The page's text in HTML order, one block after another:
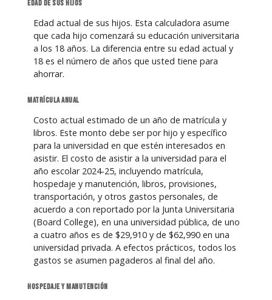
Edad de sus hijos
Edad actual de sus hijos. Esta calculadora asume
que cada hijo comenzará su educación universitaria
a los 18 años. La diferencia entre su edad actual y
18 es el número de años que usted tiene para
ahorrar.
Matrícula anual
Costo actual estimado de un año de matrícula y
libros. Este monto debe ser por hijo y específico
para la universidad en que estén interesados en
asistir. El costo de asistir a la universidad para el
año escolar 2024-25, incluyendo matrícula,
hospedaje y manutención, libros, provisiones,
transportación, y otros gastos personales, de
acuerdo a con reportado por la Junta Universitaria
(Board College), en una universidad pública, de uno
a cuatro años es de $29,910 y de $62,990 en una
universidad privada. A efectos prácticos, todos los
gastos se asumen pagaderos al final del año.
Hospedaje y manutención